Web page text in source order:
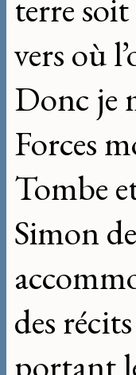
terre
vers où
Donc je
Forces
Tombe
Simon
des